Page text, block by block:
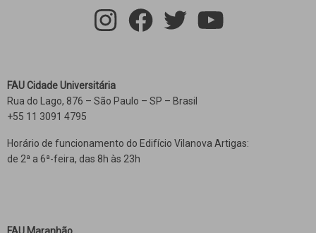
FAU Cidade Universitária
Rua do Lago, 876 – São Paulo – SP – Brasil
+55 11 3091 4795
Horário de funcionamento do Edifício Vilanova Artigas:
de 2ª a 6ª-feira, das 8h às 23h